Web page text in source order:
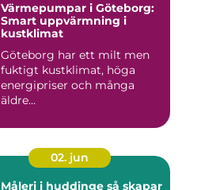
Värmepumpar i Göteborg:
Smart uppvärmning i
kustklimat
Göteborg har ett milt men
fuktigt kustklimat, höga
energipriser och många
äldre...
02. jun
Måleri i huddinge så skapar